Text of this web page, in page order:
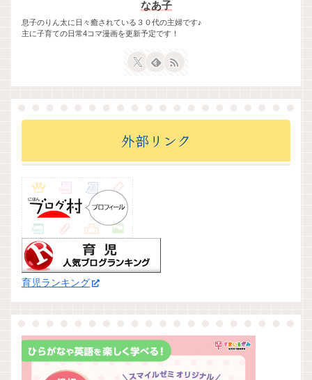
なあ子
息子のりん太に日々癒されている３０代の主婦です♪
主に子育ての日常4コマ漫画を更新予定です！
外部リンク
育児ランキング